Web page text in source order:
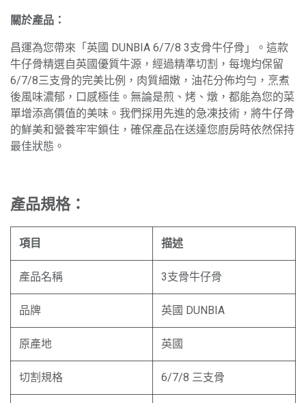
關於產品：
昌運為您帶來「英國 DUNBIA 6/7/8 3支骨牛仔骨」。這款
牛仔骨精選自英國優質牛源，經過精準切割，每塊均保留
6/7/8三支骨的完美比例，肉質細嫩，油花分佈均勻，烹煮
後風味濃郁，口感極佳。無論是煎、烤、燉，都能為您的菜
單增添高價值的美味。我們採用先進的急凍技術，將牛仔骨
的鮮美和營養牢牢鎖住，確保產品在送達您廚房時依然保持
最佳狀態。
產品規格：
項目 描述
產品名稱 3支骨牛仔骨
品牌 英國 DUNBIA
原產地 英國
切割規格 6/7/8 三支骨